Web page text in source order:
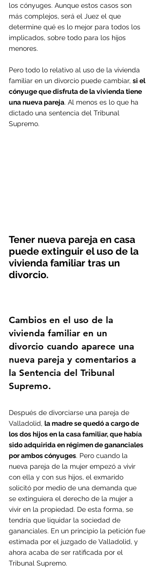
los cónyuges. Aunque estos casos son
más complejos, será el Juez el que
determine qué es lo mejor para todos los
implicados, sobre todo para los hijos
menores.
Pero todo lo relativo al uso de la vivienda
familiar en un divorcio puede cambiar, si el
cónyuge que disfruta de la vivienda tiene
una nueva pareja. Al menos es lo que ha
dictado una sentencia del Tribunal
Supremo.
Tener nueva pareja en casa
puede extinguir el uso de la
vivienda familiar tras un
divorcio.
Cambios en el uso de la
vivienda familiar en un
divorcio cuando aparece una
nueva pareja y comentarios a
la Sentencia del Tribunal
Supremo.
Después de divorciarse una pareja de
Valladolid, la madre se quedó a cargo de
los dos hijos en la casa familiar, que había
sido adquirida en régimen de gananciales
por ambos cónyuges. Pero cuando la
nueva pareja de la mujer empezó a vivir
con ella y con sus hijos, el exmarido
solicitó por medio de una demanda que
se extinguiera el derecho de la mujer a
vivir en la propiedad. De esta forma, se
tendría que liquidar la sociedad de
gananciales. En un principio la petición fue
estimada por el juzgado de Valladolid, y
ahora acaba de ser ratificada por el
Tribunal Supremo.